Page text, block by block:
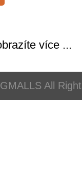
více ...
All